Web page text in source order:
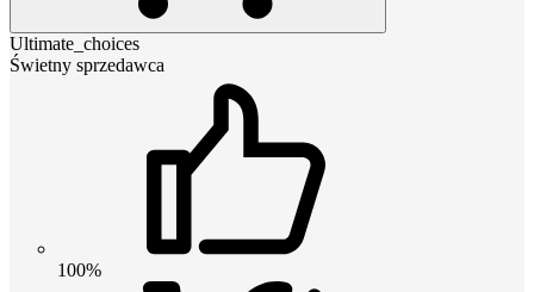
Ultimate_choices
Świetny sprzedawca
100%